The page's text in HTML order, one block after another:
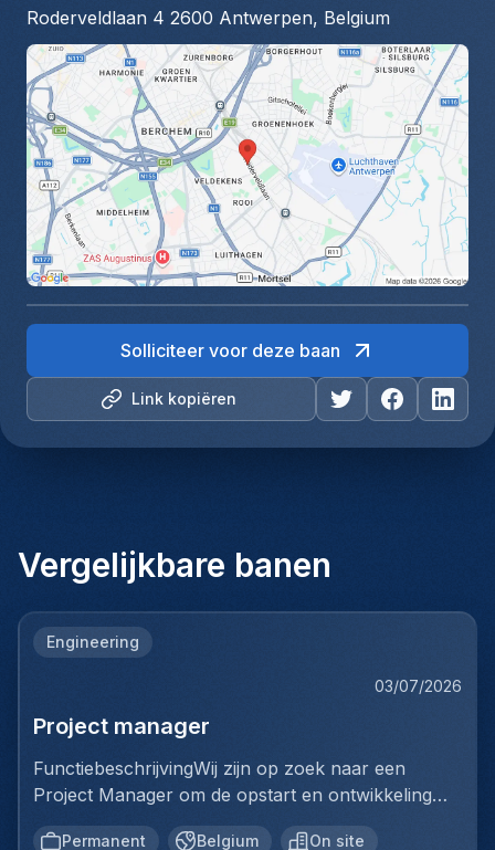
Roderveldlaan 4 2600 Antwerpen, Belgium
Link kopiëren
Solliciteer voor deze baan
Vergelijkbare banen
Engineering
03/07/2026
Project manager
FunctiebeschrijvingWij zijn op zoek naar een
Project Manager om de opstart en ontwikkeling
van een volledig nieuwe productielijn voor
Permanent Belgium On site